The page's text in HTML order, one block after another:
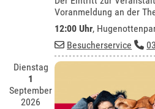
Voranmeldung an der
12:00 Uhr,
Besucherservice
Dienstag
1
September
2026